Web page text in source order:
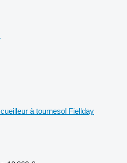
cueilleur à tournesol Fiellday